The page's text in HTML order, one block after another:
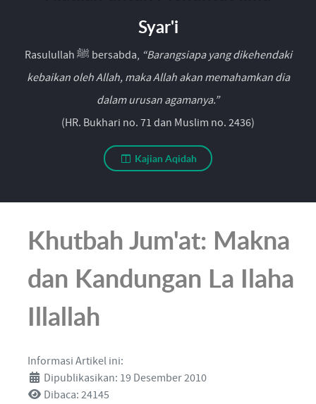
Syar'i
Rasulullah ﷺ bersabda, “Barangsiapa yang dikehendaki
kebaikan oleh Allah, maka Allah akan memahamkan dia
dalam urusan agamanya.”
(HR. Bukhari no. 71 dan Muslim no. 2436)
Kajian Aqidah
Khutbah Jum'at: Makna
dan Kandungan La Ilaha
Illallah
Informasi Artikel ini:
Dipublikasikan: 19 Desember 2010
Dibaca: 24145